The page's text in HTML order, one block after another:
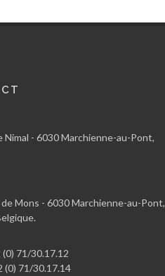
Nimal - 6030 Marchienne-au-Pont,
Mons - 6030 Marchienne-au-Pont,
(0) 71/30.17.12
(0) 71/30.17.14